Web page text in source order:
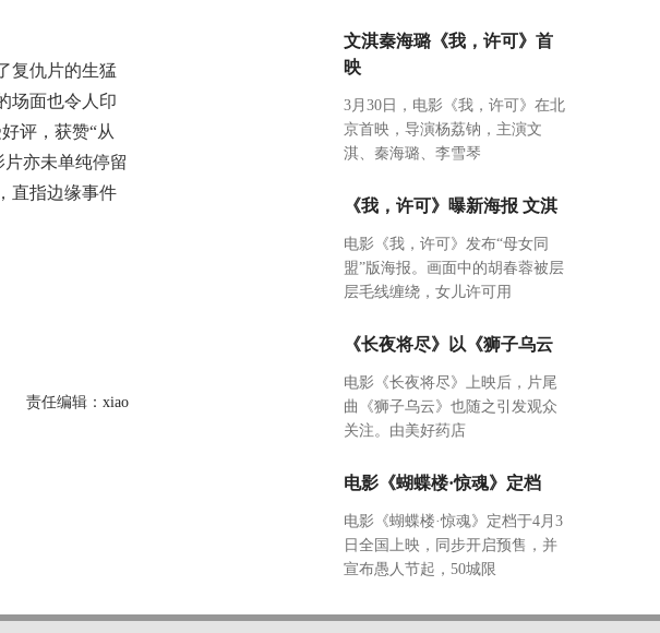
复仇片的生猛
场面也令人印
评，获赞“从
片亦未单纯停留
直指边缘事件
责任编辑： xiao
文淇秦海璐《我，许可》首
映
3月30日，电影《我，许可》在北
京首映，导演杨荔钠，主演文
淇、秦海璐、李雪琴
《我，许可》曝新海报 文淇
电影《我，许可》发布“母女同
盟”版海报。画面中的胡春蓉被层
层毛线缠绕，女儿许可用
《长夜将尽》以《狮子乌云
电影《长夜将尽》上映后，片尾
曲《狮子乌云》也随之引发观众
关注。由美好药店
电影《蝴蝶楼·惊魂》定档
电影《蝴蝶楼·惊魂》定档于4月3
日全国上映，同步开启预售，并
宣布愚人节起，50城限